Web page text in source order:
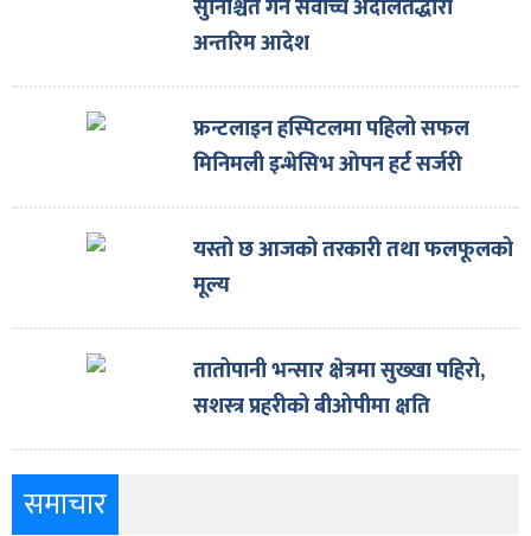
सुनिश्चित गर्न सर्वोच्च अदालतद्धारा
अन्तरिम आदेश
फ्रन्टलाइन हस्पिटलमा पहिलो सफल
मिनिमली इन्भेसिभ ओपन हर्ट सर्जरी
यस्तो छ आजको तरकारी तथा फलफूलको
मूल्य
तातोपानी भन्सार क्षेत्रमा सुख्खा पहिरो,
सशस्त्र प्रहरीको बीओपीमा क्षति
समाचार